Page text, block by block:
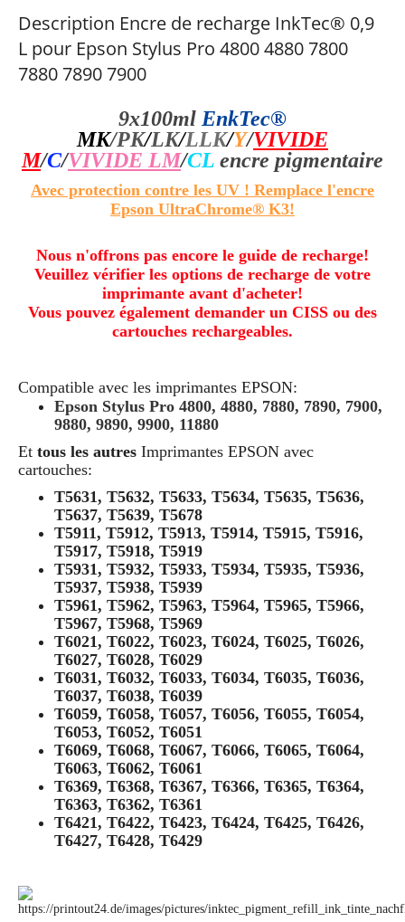
Description Encre de recharge InkTec® 0,9
L pour Epson Stylus Pro 4800 4880 7800
7880 7890 7900
9x100ml EnkTec®
MK/PK/LK/LLK/Y/VIVIDE
M/C/VIVIDE LM/CL encre pigmentaire
Avec protection contre les UV ! Remplace l'encre
Epson UltraChrome® K3!
Nous n'offrons pas encore le guide de recharge!
Veuillez vérifier les options de recharge de votre
imprimante avant d'acheter!
Vous pouvez également demander un CISS ou des
cartouches rechargeables.
Compatible avec les imprimantes EPSON:
Epson Stylus Pro 4800, 4880, 7880, 7890, 7900,
9880, 9890, 9900, 11880
Et tous les autres Imprimantes EPSON avec
cartouches:
T5631, T5632, T5633, T5634, T5635, T5636,
T5637, T5639, T5678
T5911, T5912, T5913, T5914, T5915, T5916,
T5917, T5918, T5919
T5931, T5932, T5933, T5934, T5935, T5936,
T5937, T5938, T5939
T5961, T5962, T5963, T5964, T5965, T5966,
T5967, T5968, T5969
T6021, T6022, T6023, T6024, T6025, T6026,
T6027, T6028, T6029
T6031, T6032, T6033, T6034, T6035, T6036,
T6037, T6038, T6039
T6059, T6058, T6057, T6056, T6055, T6054,
T6053, T6052, T6051
T6069, T6068, T6067, T6066, T6065, T6064,
T6063, T6062, T6061
T6369, T6368, T6367, T6366, T6365, T6364,
T6363, T6362, T6361
T6421, T6422, T6423, T6424, T6425, T6426,
T6427, T6428, T6429